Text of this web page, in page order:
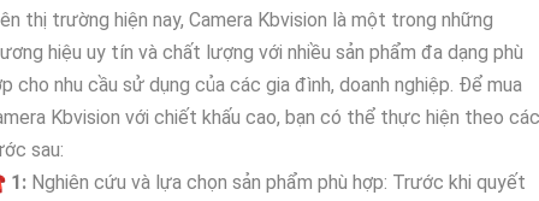
thị trường hiện nay, Camera Kbvision là một trong những
hiệu uy tín và chất lượng với nhiều sản phẩm đa dạng phù
cho nhu cầu sử dụng của các gia đình, doanh nghiệp. Để mua
Kbvision với chiết khấu cao, bạn có thể thực hiện theo các
sau:
1: Nghiên cứu và lựa chọn sản phẩm phù hợp: Trước khi quyết